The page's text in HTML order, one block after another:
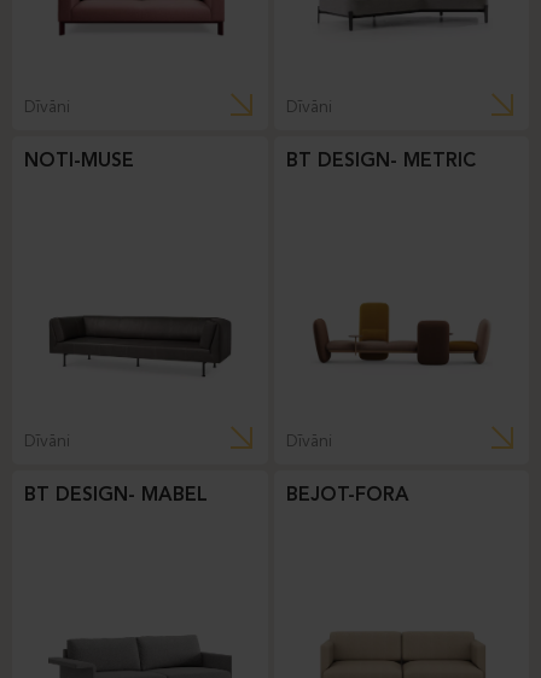
Dīvāni Dīvāni
NOTI-MUSE
Dīvāni
BT DESIGN- METRIC
Dīvāni
BT DESIGN- MABEL BEJOT-FORA